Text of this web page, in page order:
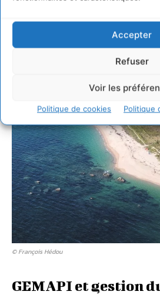
Accepter
Refuser
Voir les
Politique de cookies Politique
© François Hédou
GEMAPI et gestion